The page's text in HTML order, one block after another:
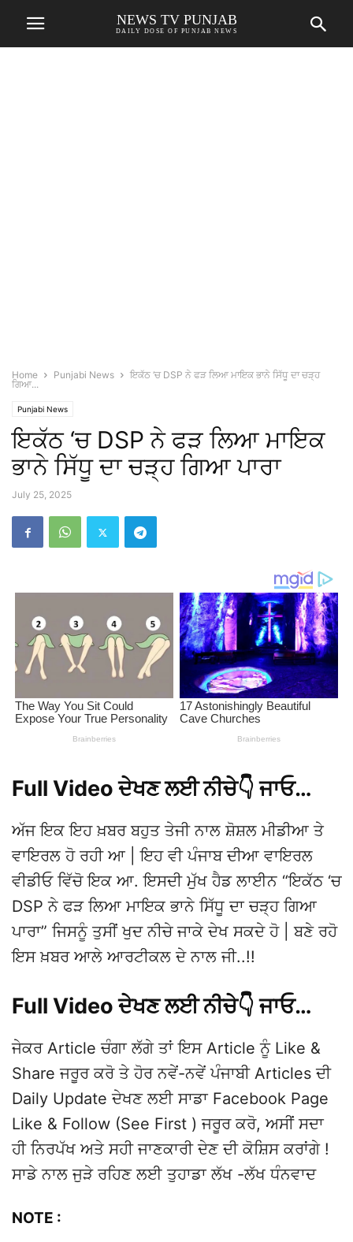
NEWS TV PUNJAB
DAILY DOSE OF PUNJAB NEWS
Home Punjabi News
ਇਕੱਠ ‘ਚ DSP ਨੇ ਫੜ ਲਿਆ ਮਾਇਕ ਭਾਨੇ ਸਿੱਧੂ ਦਾ ਚੜ੍ਹ
ਗਿਆ...
Punjabi News
ਇਕੱਠ ‘ਚ DSP ਨੇ ਫੜ ਲਿਆ ਮਾਇਕ
ਭਾਨੇ ਸਿੱਧੂ ਦਾ ਚੜ੍ਹ ਗਿਆ ਪਾਰਾ
July 25, 2025
Full Video ਦੇਖਣ ਲਈ ਨੀਚੇ👇 ਜਾਓ…
ਅੱਜ ਇਕ ਇਹ ਖ਼ਬਰ ਬਹੁਤ ਤੇਜੀ ਨਾਲ ਸ਼ੋਸ਼ਲ ਮੀਡੀਆ ਤੇ
ਵਾਇਰਲ ਹੋ ਰਹੀ ਆ | ਇਹ ਵੀ ਪੰਜਾਬ ਦੀਆ ਵਾਇਰਲ
ਵੀਡੀਓ ਵਿੱਚੋ ਇਕ ਆ. ਇਸਦੀ ਮੁੱਖ ਹੈਡ ਲਾਈਨ “ਇਕੱਠ ‘ਚ
DSP ਨੇ ਫੜ ਲਿਆ ਮਾਇਕ ਭਾਨੇ ਸਿੱਧੂ ਦਾ ਚੜ੍ਹ ਗਿਆ
ਪਾਰਾ” ਜਿਸਨੂੰ ਤੁਸੀਂ ਖੁਦ ਨੀਚੇ ਜਾਕੇ ਦੇਖ ਸਕਦੇ ਹੋ | ਬਣੇ ਰਹੋ
ਇਸ ਖ਼ਬਰ ਆਲੇ ਆਰਟੀਕਲ ਦੇ ਨਾਲ ਜੀ..!!
Full Video ਦੇਖਣ ਲਈ ਨੀਚੇ👇 ਜਾਓ…
ਜੇਕਰ Article ਚੰਗਾ ਲੱਗੇ ਤਾਂ ਇਸ Article ਨੂੰ Like &
Share ਜਰੂਰ ਕਰੋ ਤੇ ਹੋਰ ਨਵੇਂ-ਨਵੇਂ ਪੰਜਾਬੀ Articles ਦੀ
Daily Update ਦੇਖਣ ਲਈ ਸਾਡਾ Facebook Page
Like & Follow (See First ) ਜਰੂਰ ਕਰੋ, ਅਸੀਂ ਸਦਾ
ਹੀ ਨਿਰਪੱਖ ਅਤੇ ਸਹੀ ਜਾਣਕਾਰੀ ਦੇਣ ਦੀ ਕੋਸ਼ਿਸ ਕਰਾਂਗੇ !
ਸਾਡੇ ਨਾਲ ਜੁੜੇ ਰਹਿਣ ਲਈ ਤੁਹਾਡਾ ਲੱਖ -ਲੱਖ ਧੰਨਵਾਦ
NOTE :